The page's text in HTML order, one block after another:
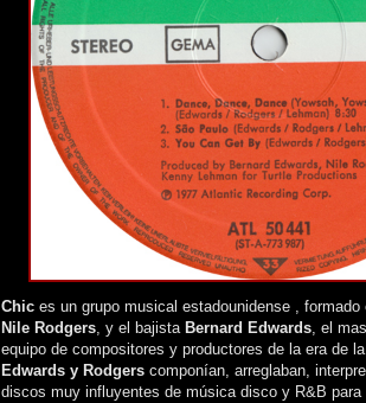
Chic es un grupo musical estadounidense ,
Nile Rodgers, y el bajistaBernard Edwards, el
equipo de compositores y productores de la era de
Edwards y Rodgers componían, arreglaban,
discos muy influyentes de música disco y R&B